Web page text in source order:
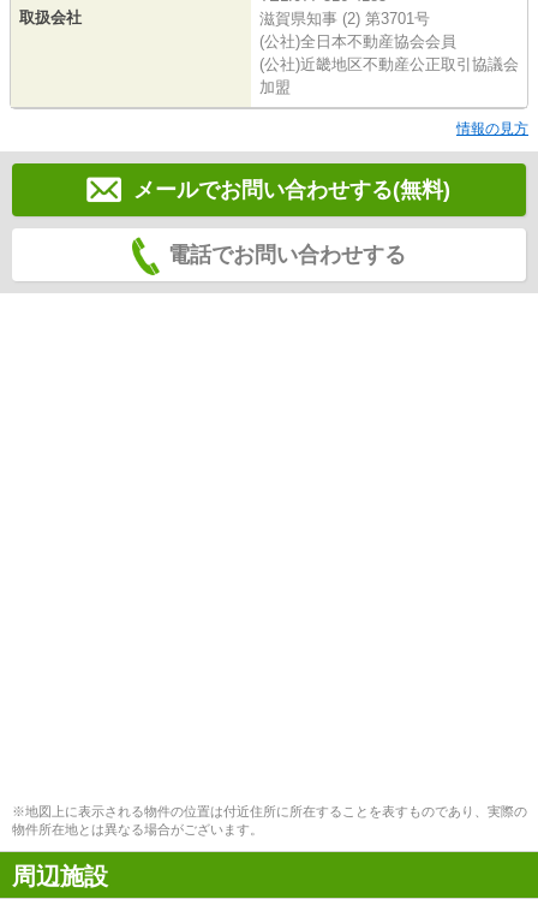
取扱会社
滋賀県知事 (2) 第3701号
(公社)全日本不動産協会会員
(公社)近畿地区不動産公正取引協議会
加盟
情報の見方
メールでお問い合わせする(無料)
電話でお問い合わせする
※地図上に表示される物件の位置は付近住所に所在することを表すものであり、実際の
物件所在地とは異なる場合がございます。
周辺施設